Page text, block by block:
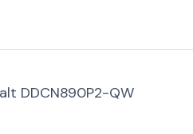
DDCN890P2-QW